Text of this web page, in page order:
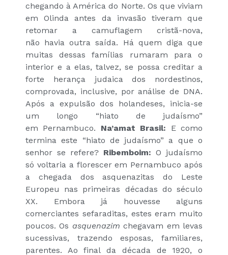
chegando à América do Norte. Os que viviam
em Olinda antes da invasão tiveram que
retomar a camuflagem cristã-nova,
não havia outra saída. Há quem diga que
muitas dessas famílias rumaram para o
interior e a elas, talvez, se possa creditar a
forte herança judaica dos nordestinos,
comprovada, inclusive, por análise de DNA.
Após a expulsão dos holandeses, inicia-se
um longo “hiato de judaísmo”
em Pernambuco. Na’amat Brasil: E como
termina este “hiato de judaísmo” a que o
senhor se refere? Ribemboim: O judaísmo
só voltaria a florescer em Pernambuco após
a chegada dos asquenazitas do Leste
Europeu nas primeiras décadas do século
XX. Embora já houvesse alguns
comerciantes sefaraditas, estes eram muito
poucos. Os asquenazim chegavam em levas
sucessivas, trazendo esposas, familiares,
parentes. Ao final da década de 1920, o